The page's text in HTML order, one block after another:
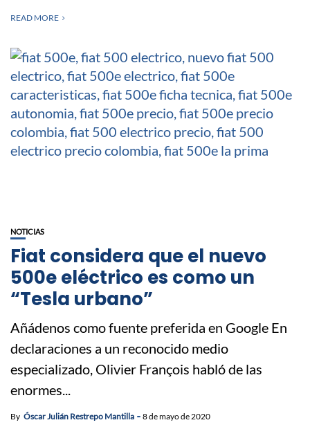
READ MORE
NOTICIAS
Fiat considera que el nuevo
500e eléctrico es como un
“Tesla urbano”
Añádenos como fuente preferida en Google En
declaraciones a un reconocido medio
especializado, Olivier François habló de las
enormes...
By Óscar Julián Restrepo Mantilla 8 de mayo de 2020